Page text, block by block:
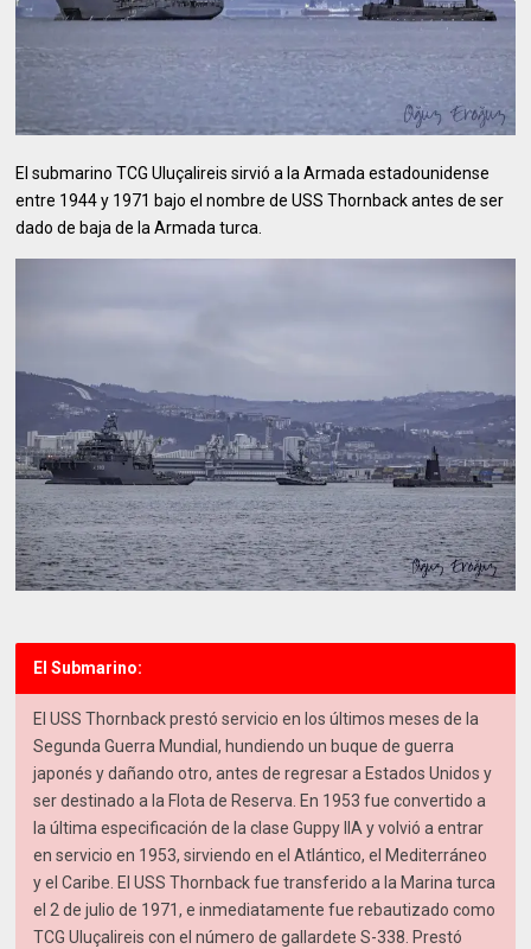
El submarino TCG Uluçalireis sirvió a la Armada estadounidense
entre 1944 y 1971 bajo el nombre de USS Thornback antes de ser
dado de baja de la Armada turca.
El Submarino:
El USS Thornback prestó servicio en los últimos meses de la
Segunda Guerra Mundial, hundiendo un buque de guerra
japonés y dañando otro, antes de regresar a Estados Unidos y
ser destinado a la Flota de Reserva. En 1953 fue convertido a
la última especificación de la clase Guppy IIA y volvió a entrar
en servicio en 1953, sirviendo en el Atlántico, el Mediterráneo
y el Caribe. El USS Thornback fue transferido a la Marina turca
el 2 de julio de 1971, e inmediatamente fue rebautizado como
TCG Uluçalireis con el número de gallardete S-338. Prestó